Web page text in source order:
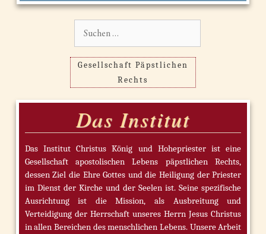
Gesellschaft Päpstlichen
Rechts
Das Institut
Das Institut Christus König und Hohepriester ist eine
Gesellschaft apostolischen Lebens päpstlichen Rechts,
dessen Ziel die Ehre Gottes und die Heiligung der Priester
im Dienst der Kirche und der Seelen ist. Seine spezifische
Ausrichtung ist die Mission, als Ausbreitung und
Verteidigung der Herrschaft unseres Herrn Jesus Christus
in allen Bereichen des menschlichen Lebens. Unsere Arbeit